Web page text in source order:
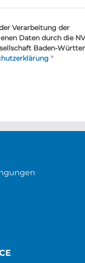
Verarbeitung der
Daten durch die
Baden-
*